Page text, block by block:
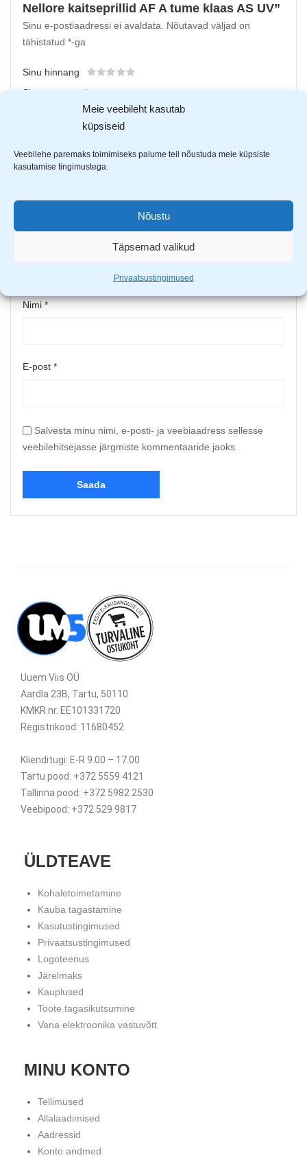
Meie veebileht kasutab
küpsiseid
Veebilehe paremaks toimimiseks palume teil nõustuda meie küpsiste
kasutamise tingimustega.
Nõustu
Täpsemad valikud
Privaatsustingimused
Nellore kaitseprillid AF A tume klaas AS UV”
Sinu e-postiaadressi ei avaldata.
Nõutavad väljad on
tähistatud *-ga
Sinu hinnang
Sinu arvustus
*
Upload up to 5 images or videos
Nimi*
E-post *
Salvesta minu nimi, e-posti- ja veebiaadress sellesse
veebilehitsejasse järgmiste kommentaaride jaoks.
Uuem Viis OÜ
Aardla 23B, Tartu, 50110
KMKR nr. EE101331720
Registrikood: 11680452
Klienditugi: E-R 9.00 – 17.00
Tartu pood: +372 5559 4121
Tallinna pood: +372 5982 2530
Veebipood: +372 529 9817
ÜLDTEAVE
Kohaletoimetamine
Kauba tagastamine
Kasutustingimused
Privaatsustingimused
Logoteenus
Järelmaks
Kauplused
Toote tagasikutsumine
Vana elektroonika vastuvõtt
MINU KONTO
Tellimused
Allalaadimised
Aadressid
Konto andmed